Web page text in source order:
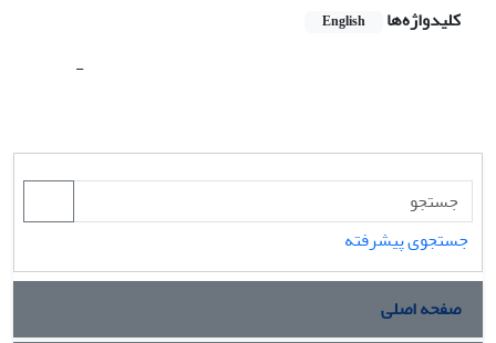
کلیدواژه‌ها English
-
جستجوی پیشرفته
صفحه اصلی